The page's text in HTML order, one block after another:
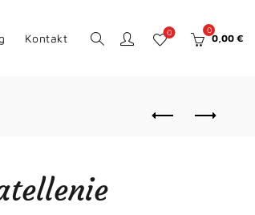
Kontakt 0 0
0,00 €